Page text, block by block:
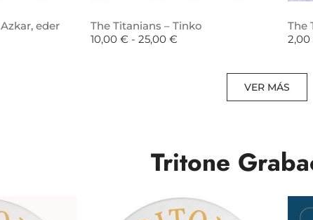
eder
The Titanians – Tinko
10,00 € - 25,00 €
The
2,00
VER MÁS
Tritone